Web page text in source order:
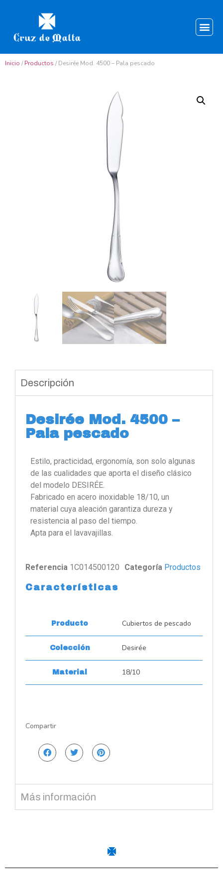
Inicio /Productos / Desirée Mod. 4500 – Pala pescado
Descripción
Desirée Mod. 4500 –
Pala pescado
Estilo, practicidad, ergonomía, son solo algunas
de las cualidades que aporta el diseño clásico
del modelo DESIRÉE.
Fabricado en acero inoxidable 18/10, un
material cuya aleación garantiza dureza y
resistencia al paso del tiempo.
Apta para el lavavajillas.
Referencia 1C014500120 Categoría Productos
Características
Producto Cubiertos de pescado
Colección Desirée
Material 18/10
Compartir
Más información